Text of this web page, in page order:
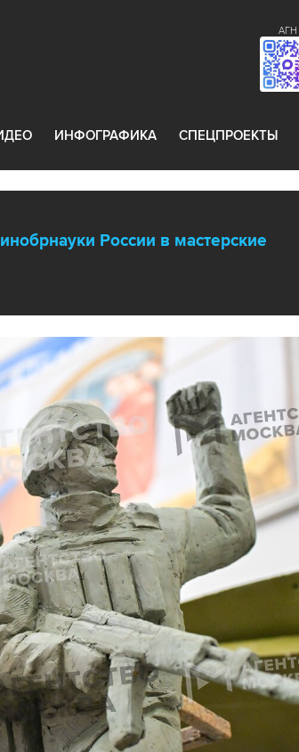
АГН
ИНФОГРАФИКА СПЕЦПРОЕКТЫ
России в мастерские